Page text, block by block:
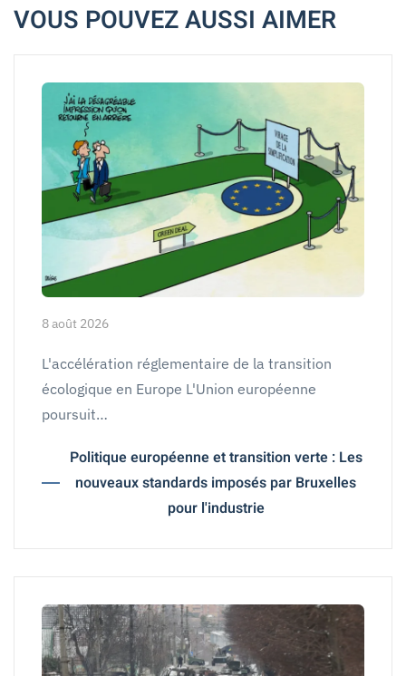
VOUS POUVEZ AUSSI AIMER
8 août 2026
L'accélération réglementaire de la transition
écologique en Europe L'Union européenne
poursuit…
Politique européenne et transition verte : Les
nouveaux standards imposés par Bruxelles
pour l'industrie